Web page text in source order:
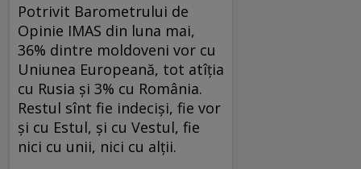
Potrivit Barometrului de
Opinie IMAS din luna mai,
36% dintre moldoveni vor cu
Uniunea Europeană, tot atîţia
cu Rusia şi 3% cu România.
Restul sînt fie indecişi, fie vor
şi cu Estul, şi cu Vestul, fie
nici cu unii, nici cu alţii.